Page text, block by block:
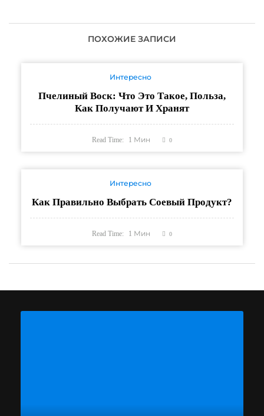
ПОХОЖИЕ ЗАПИСИ
Интересно
Пчелиный Воск: Что Это Такое, Польза,
Как Получают И Хранят
Read Time: 1 Мин 0
Интересно
Как Правильно Выбрать Соевый Продукт?
Read Time: 1 Мин 0